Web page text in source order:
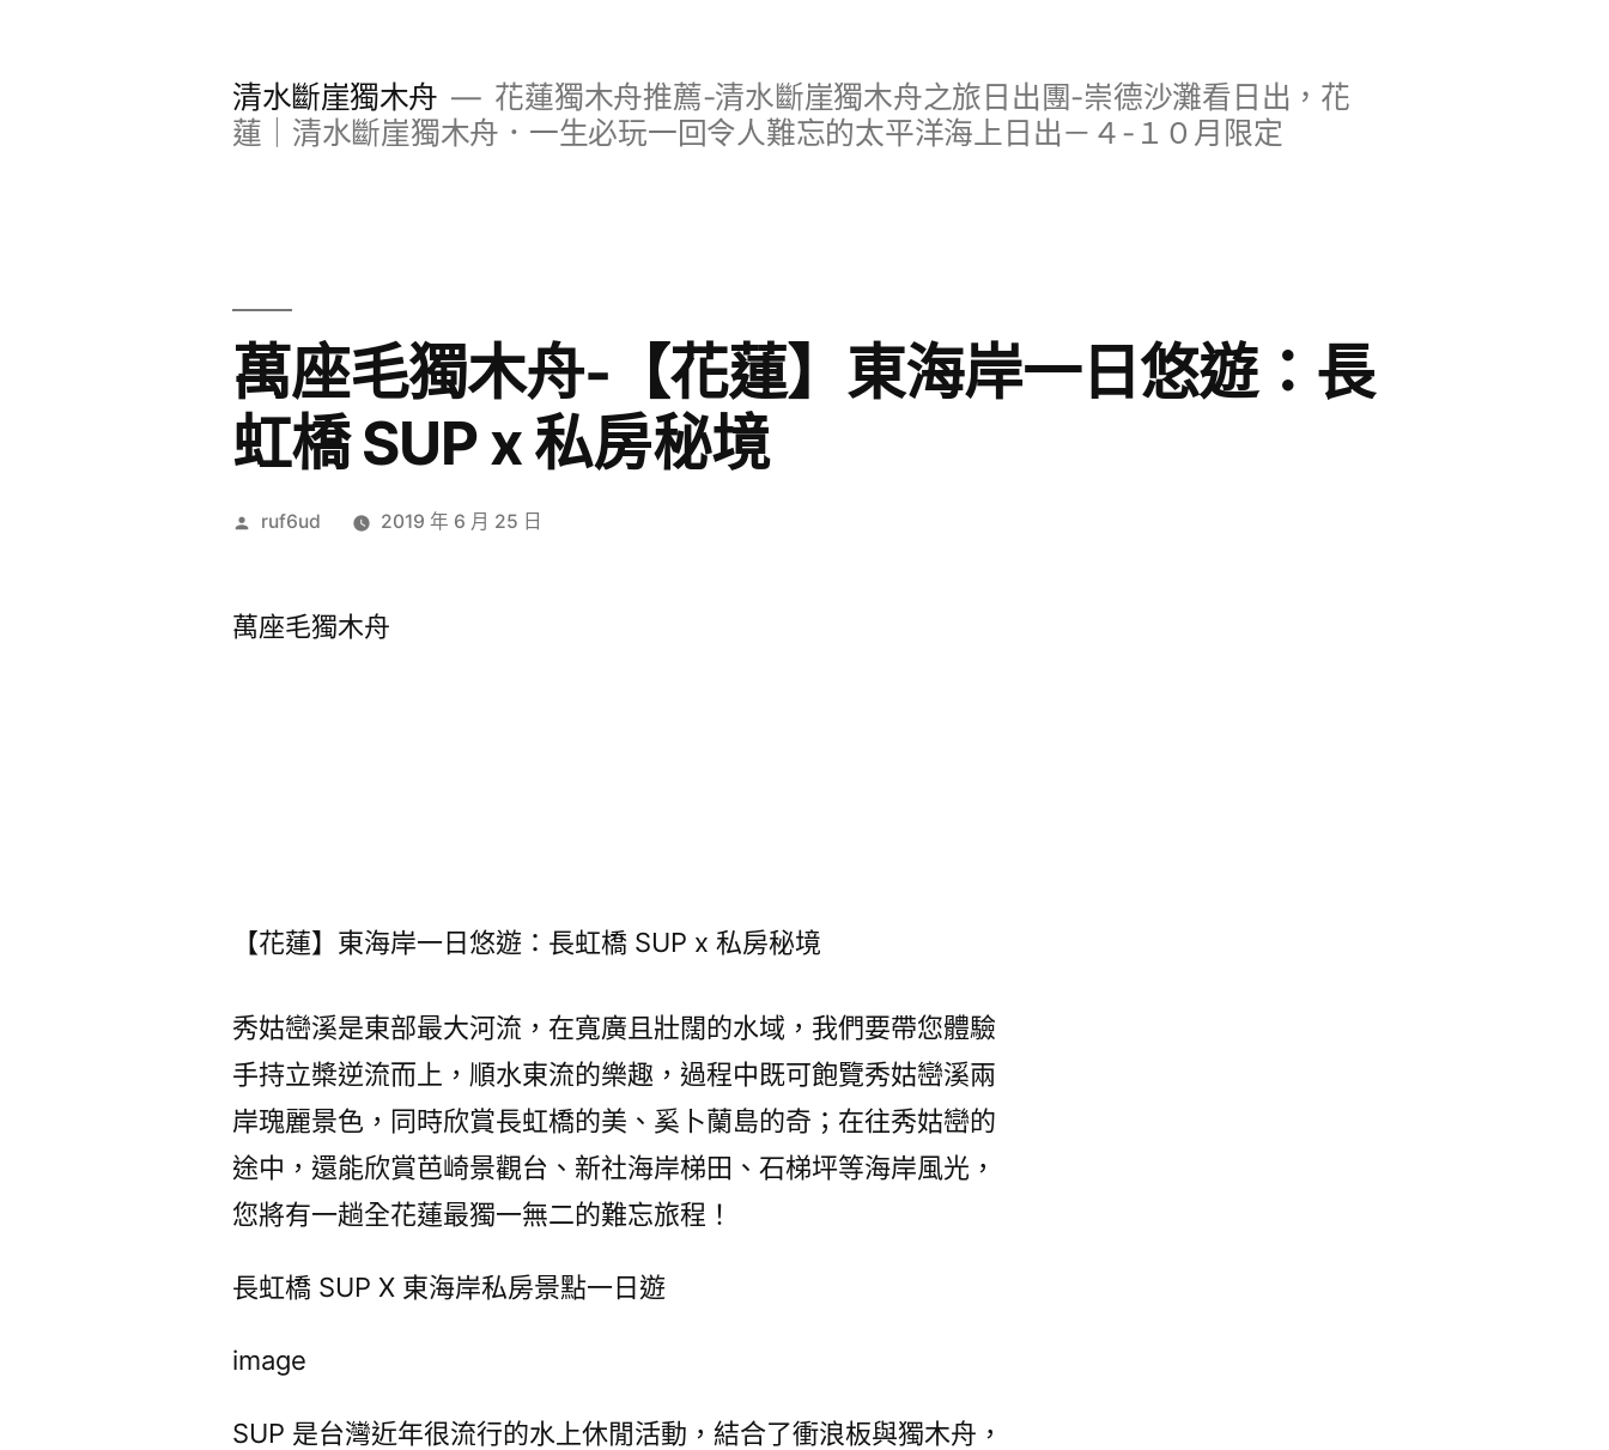
清水斷崖獨木舟
花蓮獨木舟推薦-清水斷崖獨木舟之旅日出團-崇德沙灘看日出，花
蓮｜清水斷崖獨木舟．一生必玩一回令人難忘的太平洋海上日出－４-１０月限定
萬座毛獨木舟-【花蓮】東海岸一日悠遊：長
虹橋 SUP x 私房秘境
作
ruf6ud 2019 年 6 月 25 日
萬座毛獨木舟
【花蓮】東海岸一日悠遊：長虹橋 SUP x 私房秘境
秀姑巒溪是東部最大河流，在寬廣且壯闊的水域，我們要帶您體驗
手持立槳逆流而上，順水東流的樂趣，過程中既可飽覽秀姑巒溪兩
岸瑰麗景色，同時欣賞長虹橋的美、奚卜蘭島的奇；在往秀姑巒的
途中，還能欣賞芭崎景觀台、新社海岸梯田、石梯坪等海岸風光，
您將有一趟全花蓮最獨一無二的難忘旅程！
長虹橋 SUP X 東海岸私房景點一日遊
image
SUP 是台灣近年很流行的水上休閒活動，結合了衝浪板與獨木舟，